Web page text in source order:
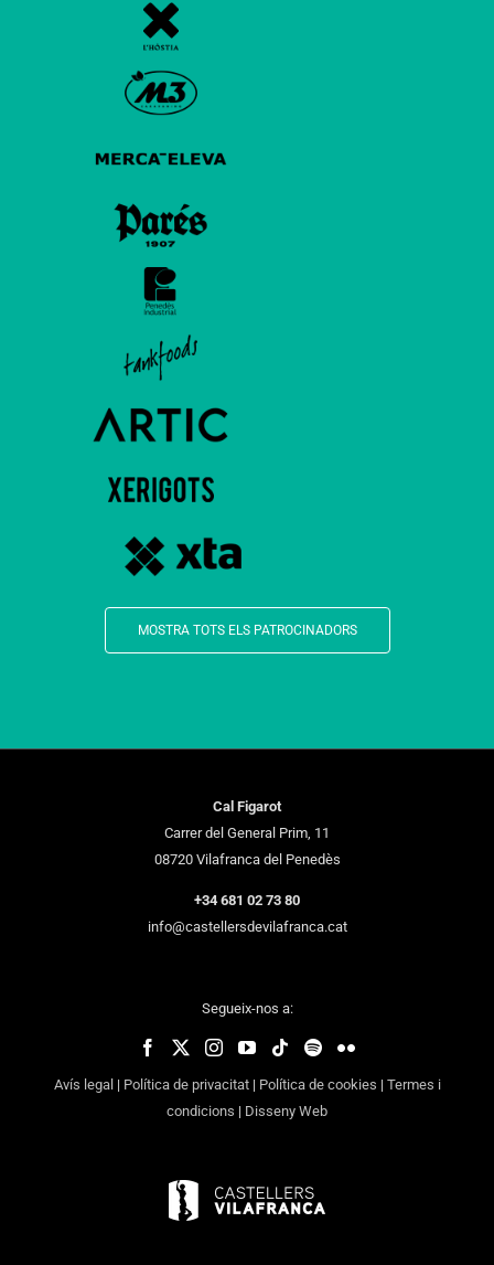
MOSTRA TOTS ELS PATROCINADORS
Cal Figarot
Carrer del General Prim, 11
08720 Vilafranca del Penedès
+34 681 02 73 80
info@castellersdevilafranca.cat
Segueix-nos a:
Avís legal | Política de privacitat| Política de cookies | Termes i
condicions | Disseny Web